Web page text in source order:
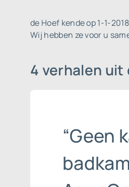
de Hoef kende op 1-1-
Wij hebben ze voor u
4 verhalen uit
“Geen